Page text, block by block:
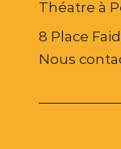
Théatre à
8 Place
Nous